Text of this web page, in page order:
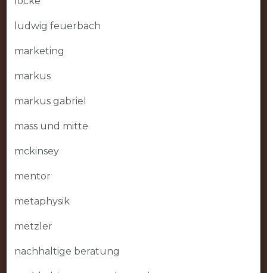
ludwig feuerbach
marketing
markus
markus gabriel
mass und mitte
mckinsey
mentor
metaphysik
metzler
nachhaltige beratung